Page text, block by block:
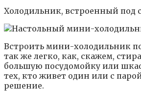
Холодильник, встроенный под
Встроить мини-холодильник
так же легко, как, скажем,
большую посудомойку или
тех, кто живет один или с
решение.